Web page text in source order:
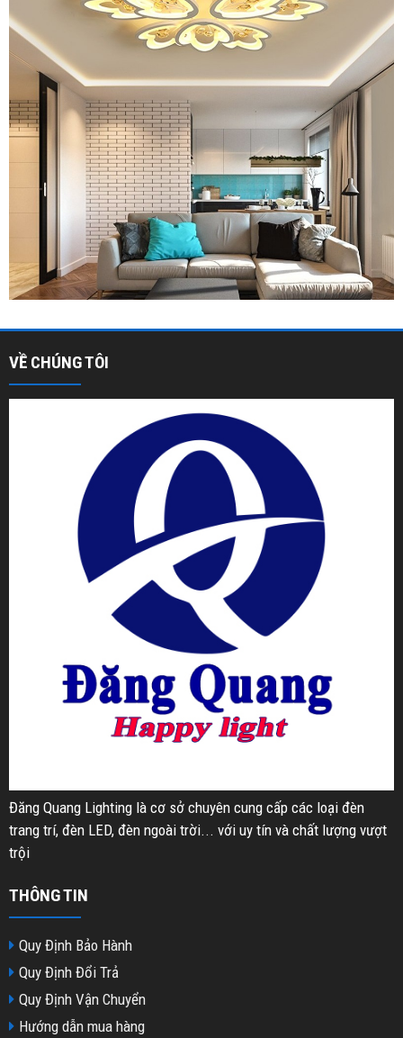
VỀ CHÚNG TÔI
Đăng Quang Lighting là cơ sở chuyên cung cấp các loại đèn
trang trí, đèn LED, đèn ngoài trời... với uy tín và chất lượng vượt
trội
THÔNG TIN
Quy Định Bảo Hành
Quy Định Đổi Trả
Quy Định Vận Chuyển
Hướng dẫn mua hàng